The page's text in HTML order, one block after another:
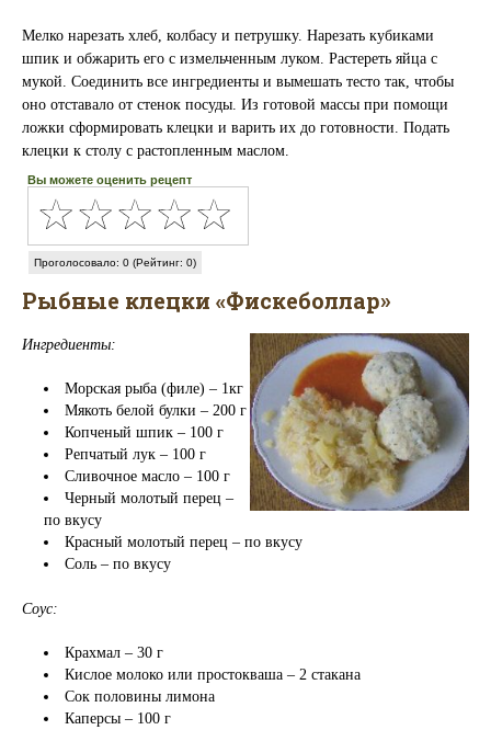
Мелко нарезать хлеб, колбасу и петрушку. Нарезать кубиками
шпик и обжарить его с измельченным луком. Растереть яйца с
мукой. Соединить все ингредиенты и вымешать тесто так, чтобы
оно отставало от стенок посуды. Из готовой массы при помощи
ложки сформировать клецки и варить их до готовности. Подать
клецки к столу с растопленным маслом.
Вы можете оценить рецепт
Проголосовало: 0 (Рейтинг: 0)
Рыбные клецки «Фискеболлар»
Ингредиенты:
Морская рыба (филе) – 1кг
Мякоть белой булки – 200 г
Копченый шпик – 100 г
Репчатый лук – 100 г
Сливочное масло – 100 г
Черный молотый перец –
по вкусу
Красный молотый перец – по вкусу
Соль – по вкусу
Соус:
Крахмал – 30 г
Кислое молоко или простокваша – 2 стакана
Сок половины лимона
Каперсы – 100 г